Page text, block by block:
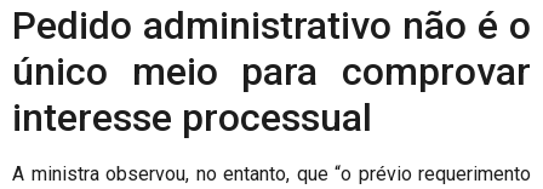
Pedido administrativo não é o
único meio para comprovar
interesse processual
A ministra observou, no entanto, que “o prévio requerimento